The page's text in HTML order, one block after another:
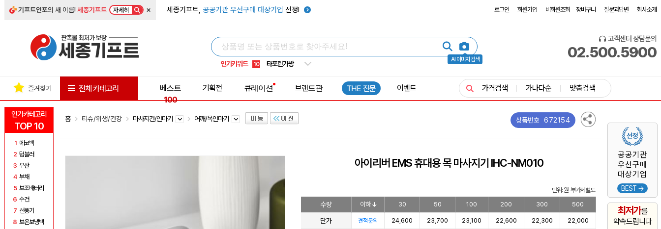
기프트인포의 새 이름!세종기프트 자세히 × 세종기프트, 공공기관 우선구매 대상기업 선정! 로그인 회원가입 비회원조회 장바구니 질문과답변 회사소개
AI 이미지 검색
인기키워드
6 우산
9 넥쿨러
10 타포린가방
고객센터 상담문의
02.500.5900
인기카테고리
TOP 10
1 에코백
2 텀블러
3 우산
4 부채
5 보조배터리
6 수건
7 선풍기
8 보온보냉백
공공기관
우선구매
대상기업
BEST →
최저가를
약속드립니다
즐겨찾기 전체 카테고리
베스트
100
기획전 큐레이션 브랜드관 THE 전문 이벤트 가격검색 가나다순 맞춤검색
홈 티슈/위생/건강 마사지건/안마기 어깨/목안마기 상품번호 672154
아이리버 EMS 휴대용 목 마사지기 IHC-NM010
단위: 원 부가세별도
수량 이하 30 50 100 200 300 500
단가 견적문의 24,600 23,700 23,100 22,600 22,300 22,000